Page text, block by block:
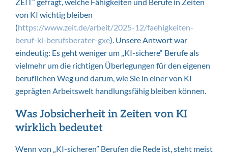
von KI wichtig bleiben
(https://www.zeit.de/arbeit/2025-12/faehigkeiten-
beruf-ki-berufsberater-gxe). Unsere Antwort war
eindeutig: Es geht weniger um „KI-sichere“ Berufe als
vielmehr um die richtigen Überlegungen für den eigenen
beruflichen Weg und darum, wie Sie in einer von KI
geprägten Arbeitswelt handlungsfähig bleiben können.
Was Jobsicherheit in Zeiten von KI
wirklich bedeutet
Wenn von „KI-sicheren” Berufen die Rede ist, steht meist